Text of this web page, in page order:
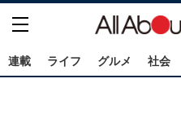
連載 ライフ グルメ 社会